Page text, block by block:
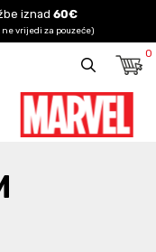
iznad 60€
vrijedi za pouzeće)
0